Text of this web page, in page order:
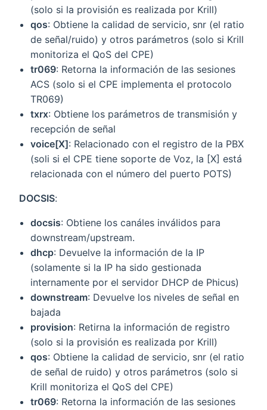
(solo si la provisión es realizada por Krill)
qos: Obtiene la calidad de servicio, snr (el ratio
de señal/ruido) y otros parámetros (solo si Krill
monitoriza el QoS del CPE)
tr069: Retorna la información de las sesiones
ACS (solo si el CPE implementa el protocolo
TR069)
txrx: Obtiene los parámetros de transmisión y
recepción de señal
voice[X]: Relacionado con el registro de la PBX
(soli si el CPE tiene soporte de Voz, la [X] está
relacionada con el número del puerto POTS)
DOCSIS:
docsis: Obtiene los canáles inválidos para
downstream/upstream.
dhcp: Devuelve la información de la IP
(solamente si la IP ha sido gestionada
internamente por el servidor DHCP de Phicus)
downstream: Devuelve los niveles de señal en
bajada
provision: Retirna la información de registro
(solo si la provisión es realizada por Krill)
qos: Obtiene la calidad de servicio, snr (el ratio
de señal de ruido) y otros parámetros (solo si
Krill monitoriza el QoS del CPE)
tr069: Retorna la información de las sesiones